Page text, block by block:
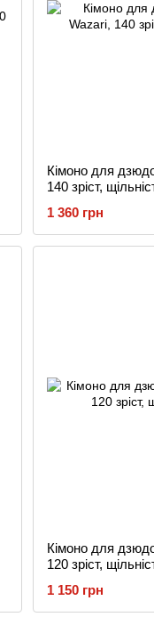
Кімоно для
140 зріст,
1 360 грн
Кімоно для
120 зріст,
1 150 грн